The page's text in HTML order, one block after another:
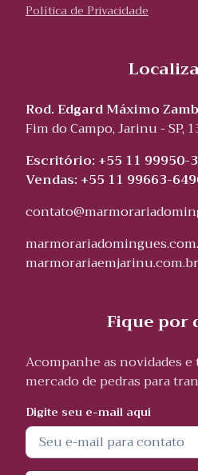
Política de Privacidade
Rod. Edgard Máximo
Fim do Campo, Jarinu - SP,
Escritório: +55 11 99950-
Vendas: +55 11 99663-
marmorariaemjarinu.com.br
Fique por
Acompanhe as novidades
mercado de pedras para
Digite seu e-mail aqui